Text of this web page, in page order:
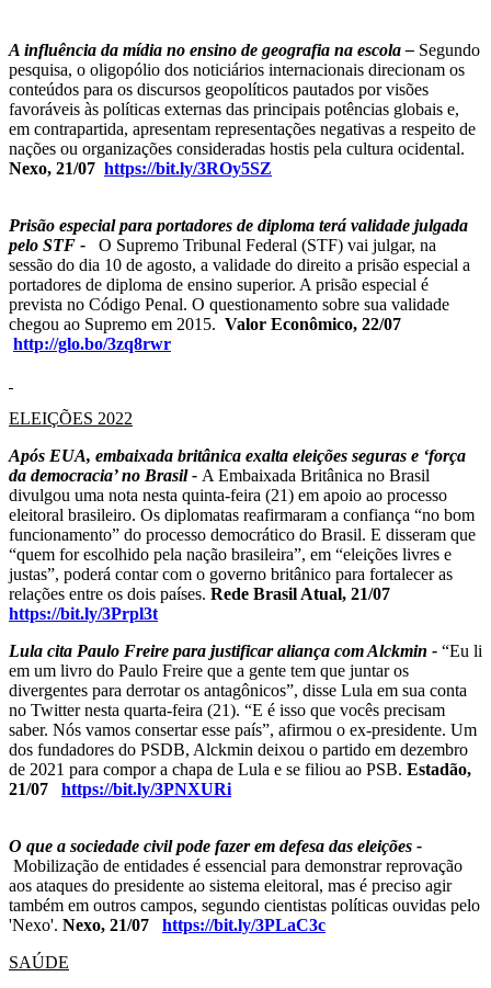
A influência da mídia no ensino de geografia na escola – Segundo
pesquisa, o oligopólio dos noticiários internacionais direcionam os
conteúdos para os discursos geopolíticos pautados por visões
favoráveis às políticas externas das principais potências globais e,
em contrapartida, apresentam representações negativas a respeito de
nações ou organizações consideradas hostis pela cultura ocidental.
Nexo, 21/07 https://bit.ly/3ROy5SZ
Prisão especial para portadores de diploma terá validade julgada
pelo STF - O Supremo Tribunal Federal (STF) vai julgar, na
sessão do dia 10 de agosto, a validade do direito a prisão especial a
portadores de diploma de ensino superior. A prisão especial é
prevista no Código Penal. O questionamento sobre sua validade
chegou ao Supremo em 2015. Valor Econômico, 22/07
http://glo.bo/3zq8rwr
ELEIÇÕES 2022
Após EUA, embaixada britânica exalta eleições seguras e ‘força
da democracia’ no Brasil - A Embaixada Britânica no Brasil
divulgou uma nota nesta quinta-feira (21) em apoio ao processo
eleitoral brasileiro. Os diplomatas reafirmaram a confiança “no bom
funcionamento” do processo democrático do Brasil. E disseram que
“quem for escolhido pela nação brasileira”, em “eleições livres e
justas”, poderá contar com o governo britânico para fortalecer as
relações entre os dois países. Rede Brasil Atual, 21/07
https://bit.ly/3Prpl3t
Lula cita Paulo Freire para justificar aliança com Alckmin - “Eu li
em um livro do Paulo Freire que a gente tem que juntar os
divergentes para derrotar os antagônicos”, disse Lula em sua conta
no Twitter nesta quarta-feira (21). “E é isso que vocês precisam
saber. Nós vamos consertar esse país”, afirmou o ex-presidente. Um
dos fundadores do PSDB, Alckmin deixou o partido em dezembro
de 2021 para compor a chapa de Lula e se filiou ao PSB. Estadão,
21/07
https://bit.ly/3PNXURi
O que a sociedade civil pode fazer em defesa das eleições -
Mobilização de entidades é essencial para demonstrar reprovação
aos ataques do presidente ao sistema eleitoral, mas é preciso agir
também em outros campos, segundo cientistas políticas ouvidas pelo
'Nexo'. Nexo, 21/07
https://bit.ly/3PLaC3c
SAÚDE